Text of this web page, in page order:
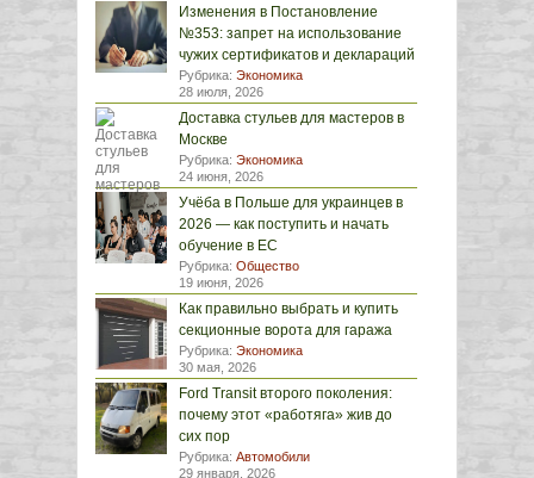
Изменения в Постановление
№353: запрет на использование
чужих сертификатов и деклараций
Рубрика: Экономика
28 июля, 2026
Доставка стульев для мастеров в
Москве
Рубрика: Экономика
24 июня, 2026
Учёба в Польше для украинцев в
2026 — как поступить и начать
обучение в ЕС
Рубрика: Общество
19 июня, 2026
Как правильно выбрать и купить
секционные ворота для гаража
Рубрика: Экономика
30 мая, 2026
Ford Transit второго поколения:
почему этот «работяга» жив до
сих пор
Рубрика: Автомобили
29 января, 2026